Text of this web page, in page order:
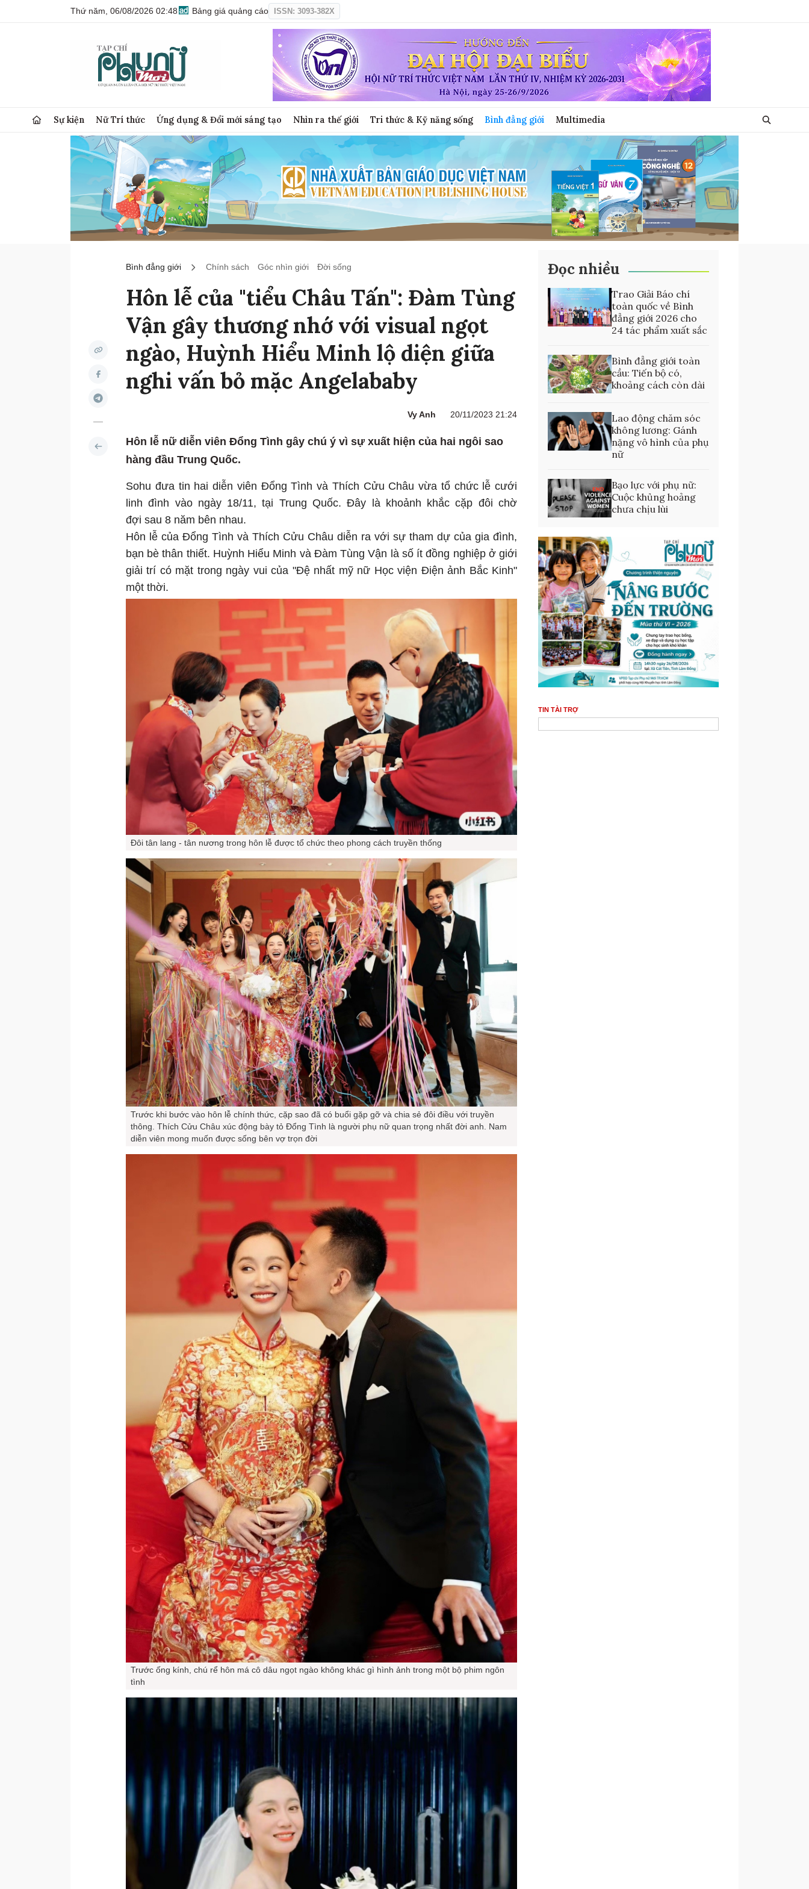
Thứ năm, 06/08/2026 02:48 Bảng giá quảng cáo ISSN: 3093-382X
Sự kiện Nữ Trí thức Ứng dụng & Đổi mới sáng tạo Nhìn ra thế giới Tri thức & Kỹ năng sống Bình đẳng giới Multimedia
Bình đẳng giới Chính sách Góc nhìn giới Đời sống
Hôn lễ của "tiểu Châu Tấn": Đàm Tùng
Vận gây thương nhớ với visual ngọt
ngào, Huỳnh Hiểu Minh lộ diện giữa
nghi vấn bỏ mặc Angelababy
Vy Anh 20/11/2023 21:24
Hôn lễ nữ diễn viên Đổng Tình gây chú ý vì sự xuất hiện của hai ngôi sao
hàng đầu Trung Quốc.
Sohu đưa tin hai diễn viên Đổng Tình và Thích Cửu Châu vừa tổ chức lễ cưới
linh đình vào ngày 18/11, tại Trung Quốc. Đây là khoảnh khắc cặp đôi chờ
đợi sau 8 năm bên nhau.
Hôn lễ của Đổng Tình và Thích Cửu Châu diễn ra với sự tham dự của gia đình,
bạn bè thân thiết. Huỳnh Hiểu Minh và Đàm Tùng Vận là số ít đồng nghiệp ở giới
giải trí có mặt trong ngày vui của "Đệ nhất mỹ nữ Học viện Điện ảnh Bắc Kinh"
một thời.
Đôi tân lang - tân nương trong hôn lễ được tổ chức theo phong cách truyền thống
Trước khi bước vào hôn lễ chính thức, cặp sao đã có buổi gặp gỡ và chia sẻ đôi điều với truyền
thông. Thích Cửu Châu xúc động bày tỏ Đổng Tình là người phụ nữ quan trọng nhất đời anh. Nam
diễn viên mong muốn được sống bên vợ trọn đời
Trước ống kính, chú rể hôn má cô dâu ngọt ngào không khác gì hình ảnh trong một bộ phim ngôn
tình
Đọc nhiều
Trao Giải Báo chí
toàn quốc về Bình
đẳng giới 2026 cho
24 tác phẩm xuất sắc
Bình đẳng giới toàn
cầu: Tiến bộ có,
khoảng cách còn dài
Lao động chăm sóc
không lương: Gánh
nặng vô hình của phụ
nữ
Bạo lực với phụ nữ:
Cuộc khủng hoảng
chưa chịu lùi
TIN TÀI TRỢ